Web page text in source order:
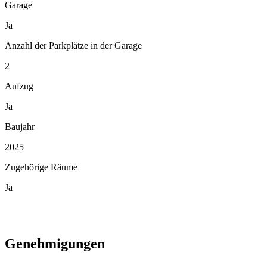
Garage
Ja
Anzahl der Parkplätze in der Garage
2
Aufzug
Ja
Baujahr
2025
Zugehörige Räume
Ja
Genehmigungen